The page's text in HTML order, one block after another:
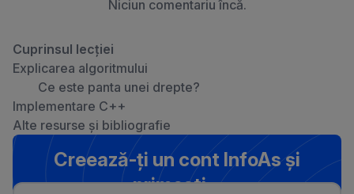
Niciun comentariu încă.
Cuprinsul lecției
Explicarea algoritmului
Ce este panta unei drepte?
Implementare C++
Alte resurse și bibliografie
Creează-ți un cont InfoAs și
primești…